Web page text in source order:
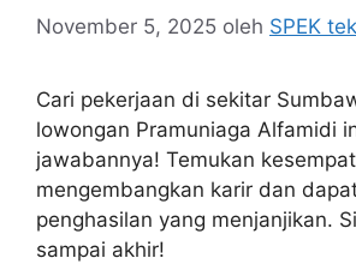
November 5, 2025 oleh SPEK
Cari pekerjaan di sekitar
lowongan Pramuniaga Alfamidi
jawabannya! Temukan
mengembangkan karir dan
penghasilan yang menjanjikan.
sampai akhir!